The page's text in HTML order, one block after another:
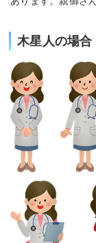
木星人の場合